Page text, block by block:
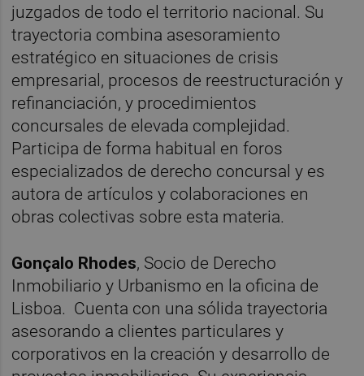
juzgados de todo el territorio nacional. Su
trayectoria combina asesoramiento
estratégico en situaciones de crisis
empresarial, procesos de reestructuración y
refinanciación, y procedimientos
concursales de elevada complejidad.
Participa de forma habitual en foros
especializados de derecho concursal y es
autora de artículos y colaboraciones en
obras colectivas sobre esta materia.
Gonçalo Rhodes, Socio de Derecho
Inmobiliario y Urbanismo en la oficina de
Lisboa. Cuenta con una sólida trayectoria
asesorando a clientes particulares y
corporativos en la creación y desarrollo de